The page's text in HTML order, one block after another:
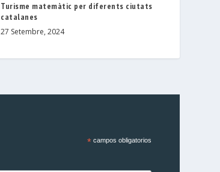
Turisme matemàtic per diferents ciutats
catalanes
27 Setembre, 2024
*campos obligatorios